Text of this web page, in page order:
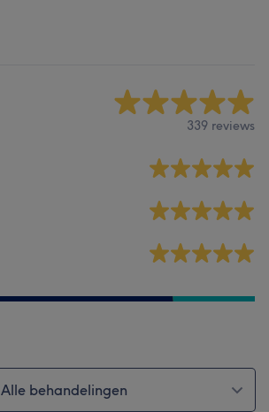
339 reviews
Alle behandelingen